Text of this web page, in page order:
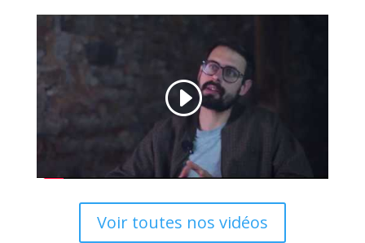
Voir toutes nos vidéos